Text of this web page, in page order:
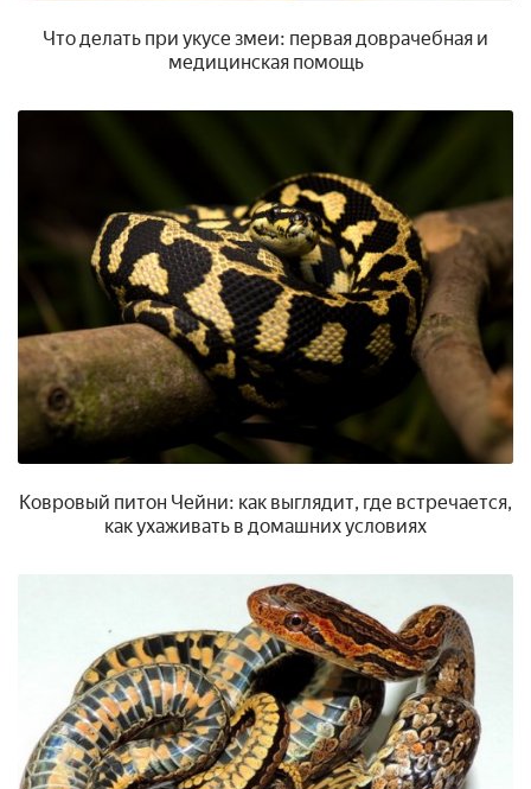
Что делать при укусе змеи: первая доврачебная и
медицинская помощь
Ковровый питон Чейни: как выглядит, где встречается,
как ухаживать в домашних условиях